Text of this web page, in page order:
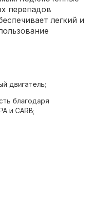
перепадов
легкий и
двигатель;
благодаря
и CARB;